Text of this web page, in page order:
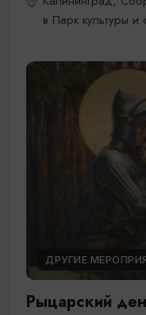
в Парк культуры
ДРУГИЕ
Рыцарский